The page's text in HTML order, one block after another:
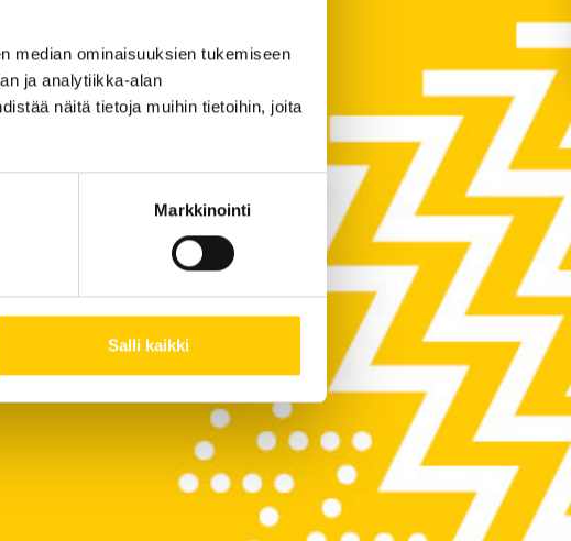
median ominaisuuksien tukemiseen
ja analytiikka-alan
näitä tietoja muihin tietoihin, joita
Markkinointi
Salli kaikki